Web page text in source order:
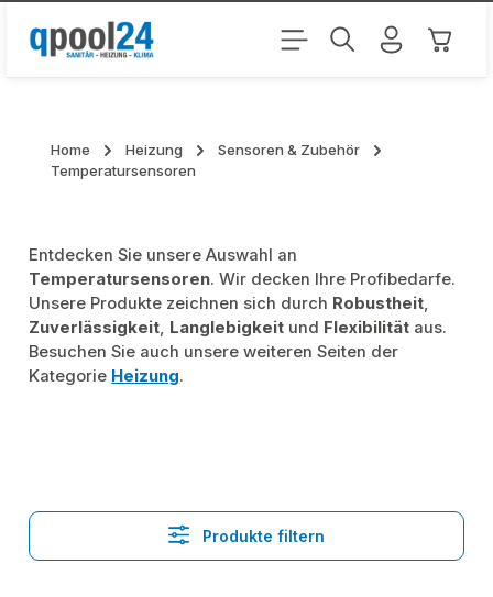
Zum Hauptinhalt springen
Home Heizung
Sensoren & Zubehör
Temperatursensoren
Entdecken Sie unsere Auswahl an
Temperatursensoren. Wir decken Ihre Profibedarfe.
Unsere Produkte zeichnen sich durch Robustheit,
Zuverlässigkeit, Langlebigkeit und Flexibilität aus.
Besuchen Sie auch unsere weiteren Seiten der
Kategorie Heizung.
Produkte filtern